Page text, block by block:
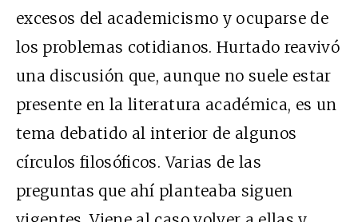
excesos del academicismo y ocuparse de
los problemas cotidianos. Hurtado reavivó
una discusión que, aunque no suele estar
presente en la literatura académica, es un
tema debatido al interior de algunos
círculos filosóficos. Varias de las
preguntas que ahí planteaba siguen